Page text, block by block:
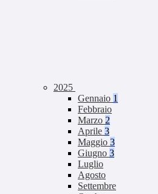
2025
Gennaio 1
Febbraio
Marzo 2
Aprile 3
Maggio 3
Giugno 3
Luglio
Agosto
Settembre